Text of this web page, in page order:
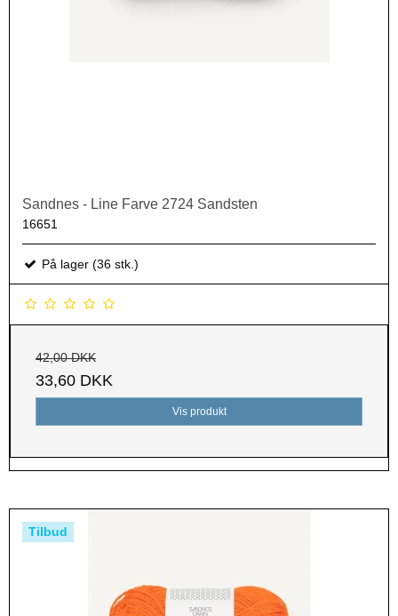
Sandnes - Line Farve 2724 Sandsten
16651
På lager (36 stk.)
42,00 DKK
33,60 DKK
Vis produkt
Tilbud